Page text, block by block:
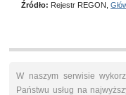
własność państwowych
Źródło: Rejestr REGON,
W naszym serwisie
Państwu usług na